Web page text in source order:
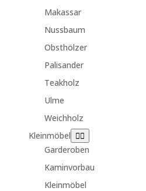
Makassar
Nussbaum
Obsthölzer
Palisander
Teakholz
Ulme
Weichholz
Kleinmöbel
Garderoben
Kaminvorbau
Kleinmöbel